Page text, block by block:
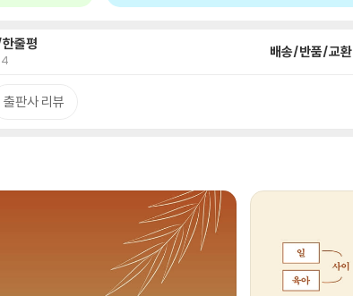
줄평
4 배송/반품/교환
출판사 리뷰